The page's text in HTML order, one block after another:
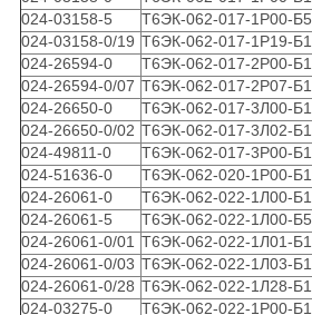
024-03158-5
Т6ЭК-062-017-1Р00-Б5
024-03158-0/19 Т6ЭК-062-017-1Р19-Б1
024-26594-0
Т6ЭК-062-017-2Р00-Б1
024-26594-0/07 Т6ЭК-062-017-2Р07-Б1
024-26650-0
Т6ЭК-062-017-3Л00-Б1
024-26650-0/02 Т6ЭК-062-017-3Л02-Б1
024-49811-0
Т6ЭК-062-017-3Р00-Б1
024-51636-0
Т6ЭК-062-020-1Р00-Б1
024-26061-0
Т6ЭК-062-022-1Л00-Б1
024-26061-5
Т6ЭК-062-022-1Л00-Б5
024-26061-0/01 Т6ЭК-062-022-1Л01-Б1
024-26061-0/03 Т6ЭК-062-022-1Л03-Б1
024-26061-0/28 Т6ЭК-062-022-1Л28-Б1
024-03275-0
Т6ЭК-062-022-1Р00-Б1